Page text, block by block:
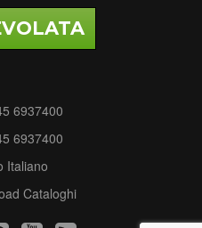
6937400
6937400
Italiano
Cataloghi